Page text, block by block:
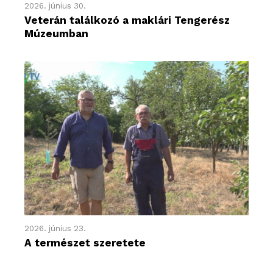
2026. június 30.
Veterán találkozó a maklári Tengerész
Múzeumban
2026. június 23.
A természet szeretete